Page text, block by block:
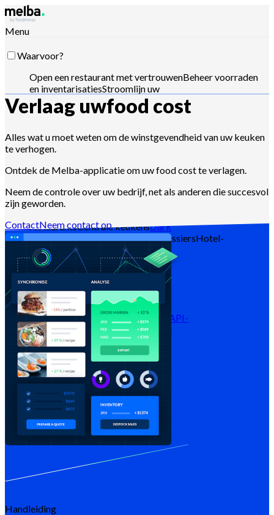
Menu
Waarvoor?
Open een restaurant met vertrouwenBeheer voorraden
en inventarisatiesStroomlijn uw
toeleveringsketenOptimaliseer menu-
engineering Verlaag food cost Plan
offertes en analyseer verkopenStuur met Claude,
ChatGPT of API
Voor wie?
restaurantsCentrale keukensDark
kitchensCateraarsBakkers en patissiersHotel-
restaurants
Bronnen
BlogHelpcentrumNieuwsbrieven
API-
documentatie
MCP-documentatie
Prijzen
Inloggen →
Gratis testenRegistreren
Verlaag uwfood cost
Alles wat u moet weten om de winstgevendheid van uw keuken
te verhogen.
Ontdek de Melba-applicatie om uw food cost te verlagen.
Neem de controle over uw bedrijf, net als anderen die succesvol
zijn geworden.
ContactNeem contact op
Handleiding